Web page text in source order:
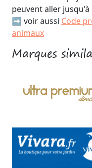
peuvent aller jusqu'à
➡️ voir aussi Code
animaux
Marques